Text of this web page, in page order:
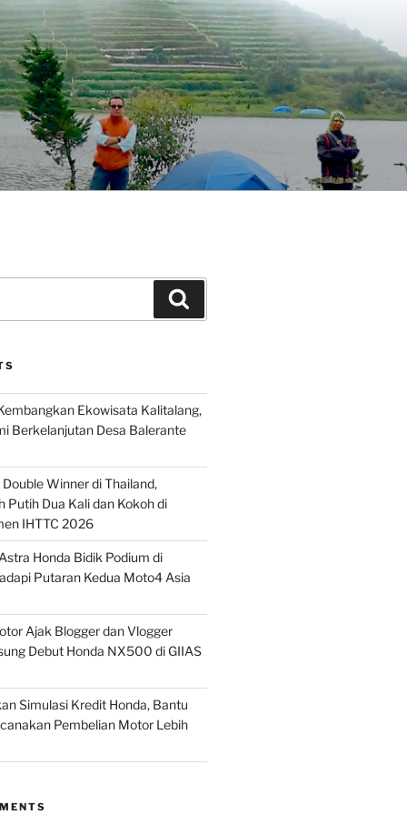
Ekowisata Kalitalang,
Berkelanjutan Desa Balerante
Winner di Thailand,
Putih Dua Kali dan Kokoh di
IHTTC 2026
Honda Bidik Podium di
Putaran Kedua Moto4 Asia
Ajak Blogger dan Vlogger
Debut Honda NX500 di GIIAS
Simulasi Kredit Honda, Bantu
Pembelian Motor Lebih